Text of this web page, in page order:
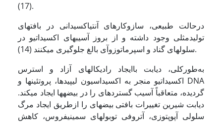
(17).
درحالت طبیعی، سازوکارهای آنتی­اکسیدانی در بافت­های
تولیدمثلی وجود داشته و از بروز آسیب­های اکسیداتیو در
سلول­های گناد و اسپرماتوزوآی بالغ جلوگیری می­کنند (14).
به‌طورکلی، دیابت باایجاد رادیکال­های آزاد و استرس
اکسیداتیو منجر به اکسیداسیون لیپیدها، پروتئین­ها و DNA
گردیده، متعاقباً آسیب گسترده­ای را در بیضه­ها ایجاد می­کند.
دیابت شیرین تغییرات بافتی بیضه­ای را ازطریق ایجاد مرگ
سلولی آپوپتوزی، آتروفی توبول­های سمینیفروس، کاهش